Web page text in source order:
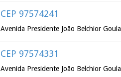
CEP 97574241
Avenida Presidente João Belchior
CEP 97574331
Avenida Presidente João Belchior